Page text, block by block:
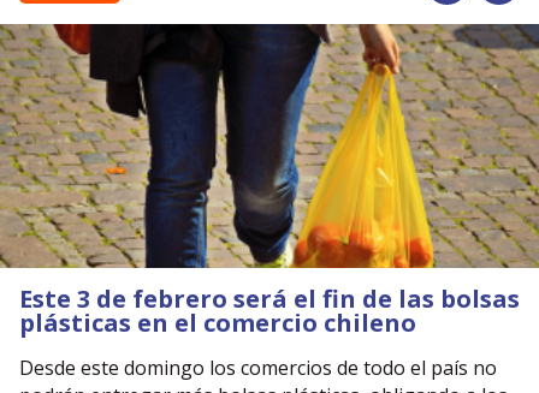
Este 3 de febrero será el fin de las bolsas
plásticas en el comercio chileno
Desde este domingo los comercios de todo el país no